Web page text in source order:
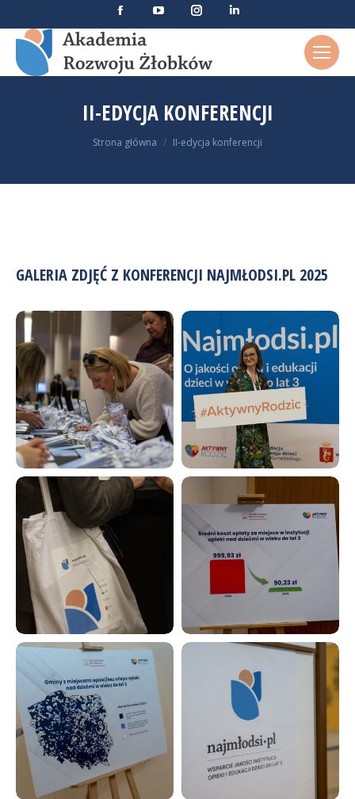
Facebook otworzy się w nowym oknie
YouTube otworzy się w nowym
Instagram otworzy się w
II-EDYCJA KONFERENCJI
Strona główna II-edycja konferencji
GALERIA ZDJĘĆ Z KONFERENCJI NAJMŁODSI.PL 2025